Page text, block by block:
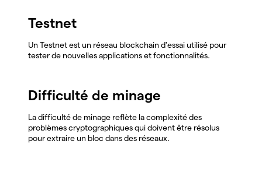
Testnet
Un Testnet est un réseau blockchain d'essai utilisé pour
tester de nouvelles applications et fonctionnalités.
Difficulté de minage
La difficulté de minage reflète la complexité des
problèmes cryptographiques qui doivent être résolus
pour extraire un bloc dans des réseaux.